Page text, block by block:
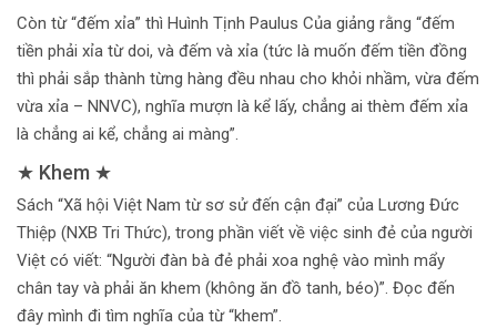
Còn từ “đếm xỉa” thì Huình Tịnh Paulus Của giảng rằng “đếm
tiền phải xỉa từ doi, và đếm và xỉa (tức là muốn đếm tiền đồng
thì phải sắp thành từng hàng đều nhau cho khỏi nhầm, vừa đếm
vừa xỉa – NNVC), nghĩa mượn là kể lấy, chẳng ai thèm đếm xỉa
là chẳng ai kể, chẳng ai màng”.
★ Khem ★
Sách “Xã hội Việt Nam từ sơ sử đến cận đại” của Lương Đức
Thiệp (NXB Tri Thức), trong phần viết về việc sinh đẻ của người
Việt có viết: “Người đàn bà đẻ phải xoa nghệ vào mình mẩy
chân tay và phải ăn khem (không ăn đồ tanh, béo)”. Đọc đến
đây mình đi tìm nghĩa của từ “khem”.